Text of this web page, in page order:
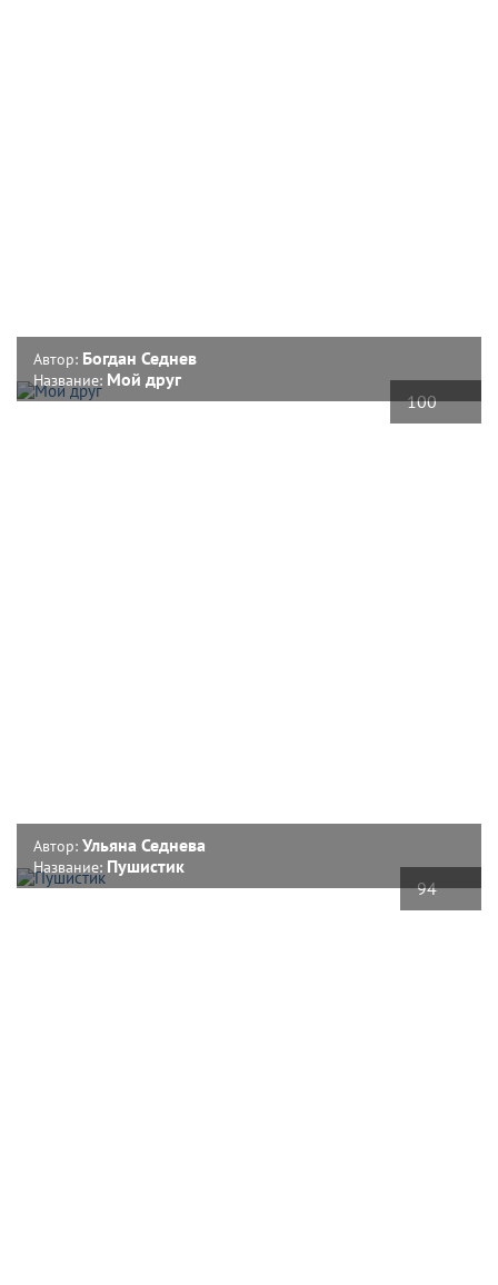
100
Автор: Богдан Седнев
Название: Мой друг
94
Автор: Ульяна Седнева
Название: Пушистик